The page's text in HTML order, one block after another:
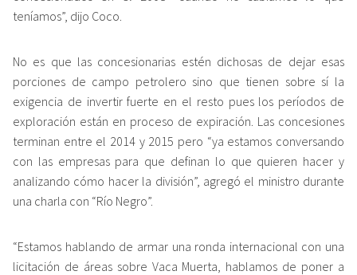
teníamos”, dijo Coco.
No es que las concesionarias estén dichosas de dejar esas
porciones de campo petrolero sino que tienen sobre sí la
exigencia de invertir fuerte en el resto pues los períodos de
exploración están en proceso de expiración. Las concesiones
terminan entre el 2014 y 2015 pero “ya estamos conversando
con las empresas para que definan lo que quieren hacer y
analizando cómo hacer la división”, agregó el ministro durante
una charla con “Río Negro”.
“Estamos hablando de armar una ronda internacional con una
licitación de áreas sobre Vaca Muerta, hablamos de poner a